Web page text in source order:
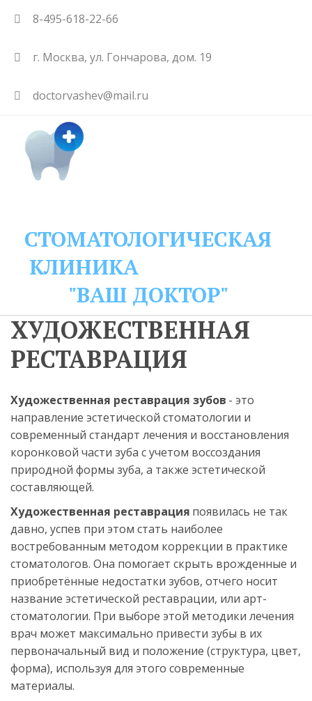
8-495-618-22-66
г. Москва, ул. Гончарова, дом. 19
doctorvashev@mail.ru
СТОМАТОЛОГИЧЕСКАЯ
КЛИНИКА
"ВАШ ДОКТОР"
ХУДОЖЕСТВЕННАЯ
РЕСТАВРАЦИЯ
Художественная реставрация зубов - это
направление эстетической стоматологии и
современный стандарт лечения и восстановления
коронковой части зуба с учетом воссоздания
природной формы зуба, а также эстетической
составляющей.
Художественная реставрация появилась не так
давно, успев при этом стать наиболее
востребованным методом коррекции в практике
стоматологов. Она помогает скрыть врожденные и
приобретённые недостатки зубов, отчего носит
название эстетической реставрации, или арт-
стоматологии. При выборе этой методики лечения
врач может максимально привести зубы в их
первоначальный вид и положение (структура, цвет,
форма), используя для этого современные
материалы.